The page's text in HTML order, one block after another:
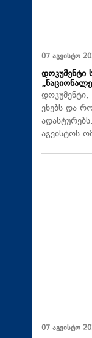
07 აგვისტო
დოკუმენტი
ვნებს და
აგვისტოს
07 აგვისტო